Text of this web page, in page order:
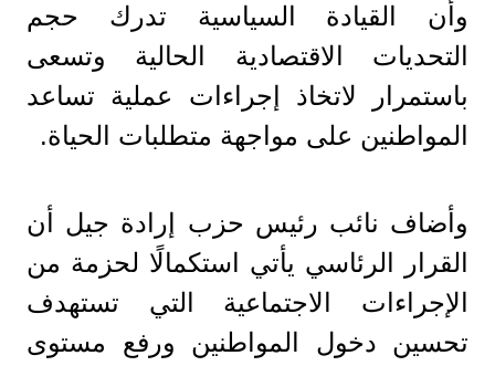
وأن القيادة السياسية تدرك حجم
التحديات الاقتصادية الحالية وتسعى
باستمرار لاتخاذ إجراءات عملية تساعد
المواطنين على مواجهة متطلبات الحياة.
وأضاف نائب رئيس حزب إرادة جيل أن
القرار الرئاسي يأتي استكمالًا لحزمة من
الإجراءات الاجتماعية التي تستهدف
تحسين دخول المواطنين ورفع مستوى